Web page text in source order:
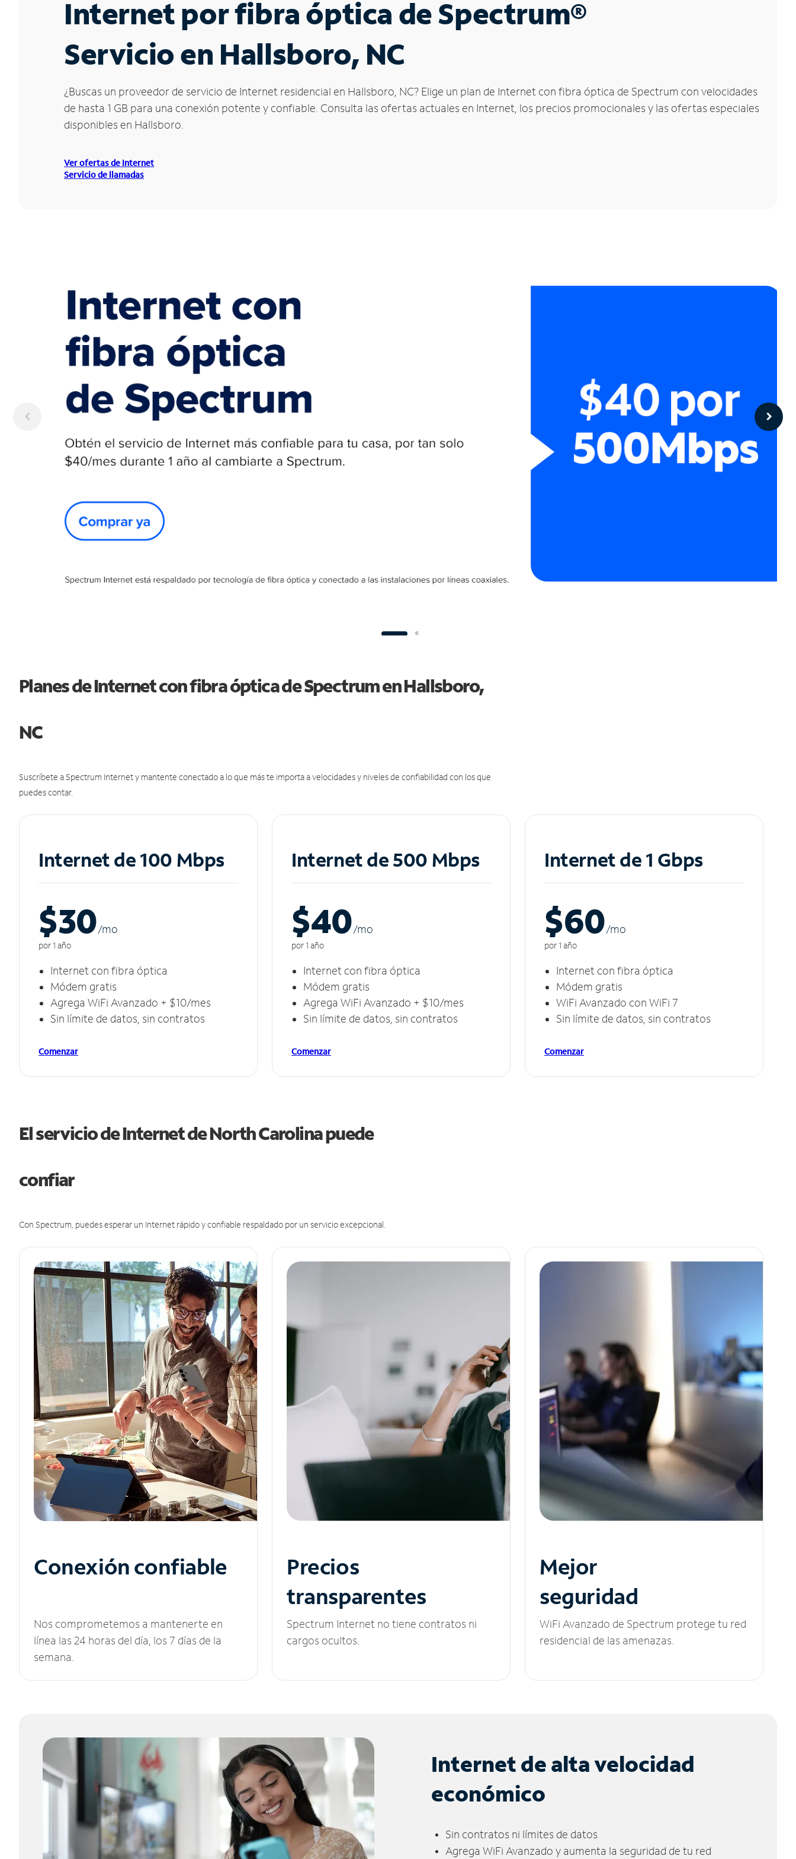
Internet por fibra óptica de Spectrum®
Servicio en Hallsboro, NC
¿Buscas un proveedor de servicio de Internet residencial en Hallsboro, NC? Elige un plan de Internet con fibra óptica de Spectrum con velocidades
de hasta 1 GB para una conexión potente y confiable. Consulta las ofertas actuales en Internet, los precios promocionales y las ofertas especiales
disponibles en Hallsboro.
Ver ofertas de Internet
Servicio de llamadas
Planes de Internet con fibra óptica de Spectrum en Hallsboro,
NC
Suscríbete a Spectrum Internet y mantente conectado a lo que más te importa a velocidades y niveles de confiabilidad con los que
puedes contar.
Internet de 100 Mbps
$30/mo
por 1 año
Internet con fibra óptica
Módem gratis
Agrega WiFi Avanzado + $10/mes
Sin límite de datos, sin contratos
Comenzar
Internet de 500 Mbps
$40/mo
por 1 año
Internet con fibra óptica
Módem gratis
Agrega WiFi Avanzado + $10/mes
Sin límite de datos, sin contratos
Comenzar
Internet de 1 Gbps
$60/mo
por 1 año
Internet con fibra óptica
Módem gratis
WiFi Avanzado con WiFi 7
Sin límite de datos, sin contratos
Comenzar
El servicio de Internet de North Carolina puede
confiar
Con Spectrum, puedes esperar un Internet rápido y confiable respaldado por un servicio excepcional.
Conexión confiable
Nos comprometemos a mantenerte en
línea las 24 horas del día, los 7 días de la
semana.
Precios
transparentes
Spectrum Internet no tiene contratos ni
cargos ocultos.
Mejor
seguridad
WiFi Avanzado de Spectrum protege tu red
residencial de las amenazas.
Internet de alta velocidad
económico
Sin contratos ni límites de datos
Agrega WiFi Avanzado y aumenta la seguridad de tu red